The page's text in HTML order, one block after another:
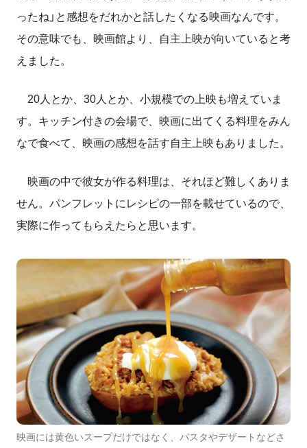
ったね」と感想をだれかと話したくなる映画なんです。
その意味でも、映画館より、自主上映が向いていると考
えました。
20人とか、30人とか、小規模での上映も増えていま
す。キッチン付きの会場で、映画に出てくる料理をみん
なで食べて、映画の感想を話す自主上映もありました。
映画の中で彼女が作る料理は、それほど難しくありま
せん。パンフレットにレシピの一部を載せているので、
実際に作ってもらえたらと思います。
映画には黄色いスープだけではなく、パスタやデザートなどさ